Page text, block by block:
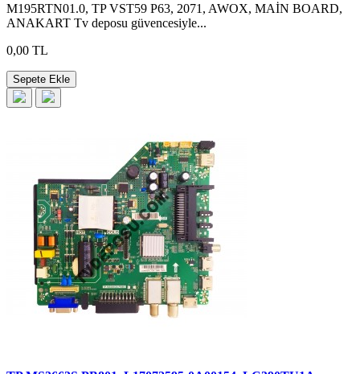
M195RTN01.0, TP VST59 P63, 2071, AWOX, MAİN BOARD,
ANAKART Tv deposu güvencesiyle...
0,00 TL
Sepete Ekle